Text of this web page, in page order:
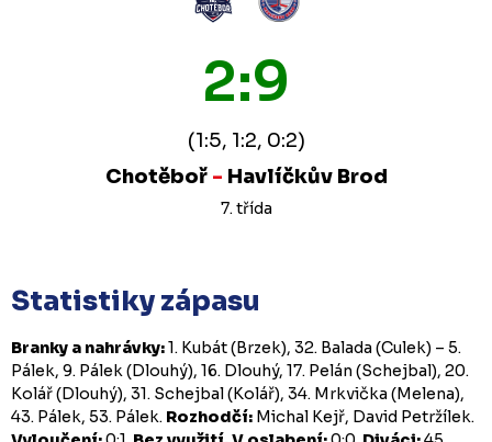
2:9
(1:5, 1:2, 0:2)
Chotěboř - Havlíčkův Brod
7. třída
Statistiky zápasu
Branky a nahrávky:1. Kubát (Brzek), 32. Balada (Culek) – 5.
Pálek, 9. Pálek (Dlouhý), 16. Dlouhý, 17. Pelán (Schejbal), 20.
Kolář (Dlouhý), 31. Schejbal (Kolář), 34. Mrkvička (Melena),
43. Pálek, 53. Pálek. Rozhodčí: Michal Kejř, David Petržílek.